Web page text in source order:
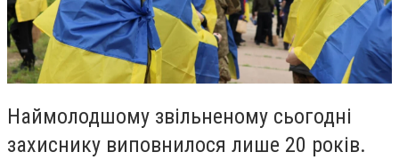
Наймолодшому звільненому сьогодні
захиснику виповнилося лише 20 років.